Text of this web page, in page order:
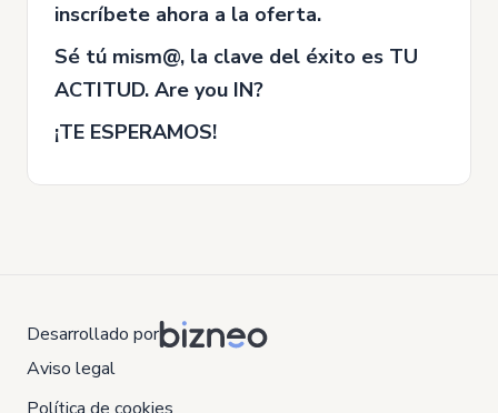
inscríbete ahora a la oferta.
Sé tú mism@, la clave del éxito es TU
ACTITUD. Are you IN?
¡TE ESPERAMOS!
Desarrollado por
Aviso legal